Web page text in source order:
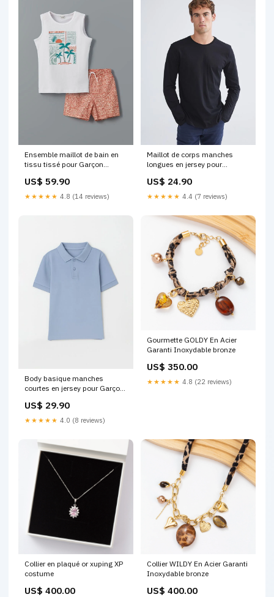
Ensemble maillot de bain en
tissu tissé pour Garçon
US$ 59.90
★★★★★ 4.8 (14 reviews)
Maillot de corps manches
longues en jersey pour
US$ 24.90
★★★★★ 4.4 (7 reviews)
Body basique manches
courtes en jersey pour Garçon
US$ 29.90
★★★★★ 4.0 (8 reviews)
Gourmette GOLDY En Acier
Garanti Inoxydable bronze
US$ 350.00
★★★★★ 4.8 (22 reviews)
Collier en plaqué or xuping XP
costume
US$ 400.00
Collier WILDY En Acier Garanti
Inoxydable bronze
US$ 400.00